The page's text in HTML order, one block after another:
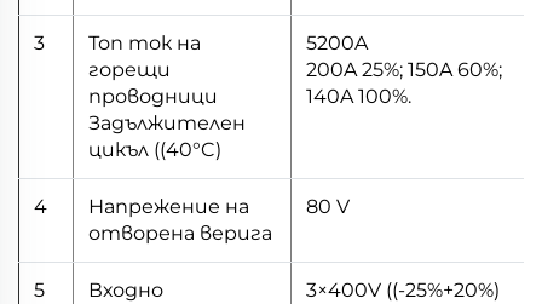
3
Топ ток на
горещи
проводници
Задължителен
цикъл ((40°C)
5200A
200A 25%; 150A 60%;
140A 100%.
4
Напрежение на
отворена верига
80 V
5
Входно
3×400V ((-25%+20%)